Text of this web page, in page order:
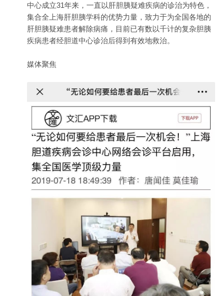
中心成立31年来，一直以肝胆胰疑难疾病的诊治为特色，
集合全上海肝胆胰学科的优势力量，致力于为全国各地的
肝胆胰疑难患者解除病痛，目前已有数以千计的复杂胆胰
疾病患者经胆道中心诊治后得到有效地救治。
媒体聚焦